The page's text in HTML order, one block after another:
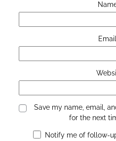
Email
Save my name, email,
for the next
Notify me of follow-